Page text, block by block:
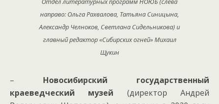
направо: Ольга Рахвалова, Татьяна Синицына,
Александр Челноков, Светлана Сидельникова) и
главный редактор «Сибирских огней» Михаил
Щукин
– Новосибирский государственный
краеведческий музей (директор Андрей